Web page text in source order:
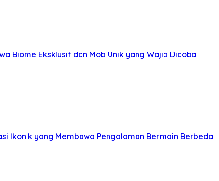
Biome Eksklusif dan Mob Unik yang Wajib Dicoba
Ikonik yang Membawa Pengalaman Bermain Berbeda